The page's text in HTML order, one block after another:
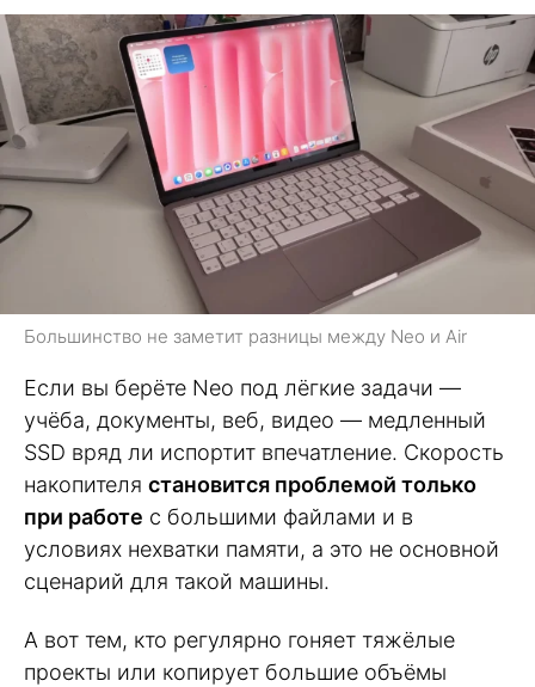
Большинство не заметит разницы между Neo и Air
Если вы берёте Neo под лёгкие задачи —
учёба, документы, веб, видео — медленный
SSD вряд ли испортит впечатление. Скорость
накопителя становится проблемой только
при работе с большими файлами и в
условиях нехватки памяти, а это не основной
сценарий для такой машины.
А вот тем, кто регулярно гоняет тяжёлые
проекты или копирует большие объёмы